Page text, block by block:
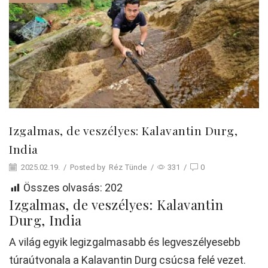
Izgalmas, de veszélyes: Kalavantin Durg,
India
2025.02.19. / Posted by Réz Tünde / 331 / 0
Összes olvasás: 202
Izgalmas, de veszélyes: Kalavantin
Durg, India
A világ egyik legizgalmasabb és legveszélyesebb
túraútvonala a Kalavantin Durg csúcsa felé vezet.